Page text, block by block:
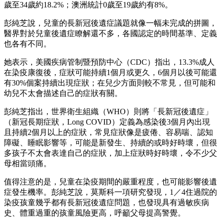
歲至34歲約18.2%；澳洲統計0歲至19歲約有8%。
彭純芝說，兒童的長新冠後遺症議題就像一幅未完成的拼圖，
醫界對於兒童後遺症瞭解還不多，各國認定的時間基準、定義
也各有不同。
她表示，美國疾病管制暨預防中心（CDC）指出，13.3%成人
在染疫康復後，症狀可能持續1個月或更久，6個月以後可能還
有30%個案持續出現症狀；在兒少方面則較不常見，但可能和
幼兒不太會描述自己的症狀有關。
彭純芝指出，世界衛生組織（WHO）則將「長新冠後遺症」
（新冠長期症狀，Long COVID）定義為感染後3個月內出現
且持續2個月以上的症狀，常見症狀像是疲倦、容易喘、認知
障礙、睡眠影響等，可能是新發生、持續的或時好時壞，但很
多孩子不太會表達自己的症狀，加上症狀時好時壞，令不少父
母相當頭痛。
值得注意的是，兒童在染疫期間的嚴重程度，也可能影響後遺
症發生機率。彭純芝說，莫斯科一項研究發現，1／4住過院的
染疫孩童幾乎都有長新冠後遺症問題，也發現具有過敏疾病
史、體重過重的孩童風險更高，呼籲父母提高警覺。